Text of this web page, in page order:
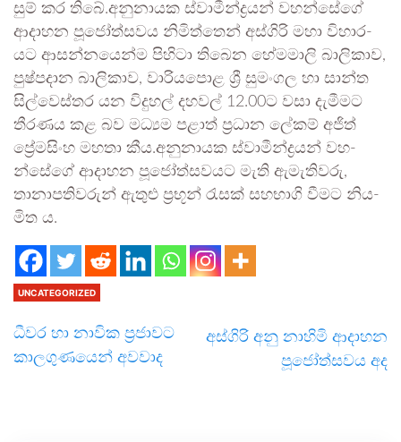
සුම් කර තිබේ.අනු­නා­යක ස්වාමී­න්ද්‍ර­යන් වහ­න්සේගේ
ආදා­හන පූජෝ­ත්ස­වය නිමි­ත්තෙන් අස්ගිරි මහා විහා­ර­
යට ආස­න්න­යෙන්ම පිහිටා තිබෙන හේම­මාලි බාලි­කාව,
පුෂ්ප­දාන බාලි­කාව, වාරි­ය­පොළ ශ්‍රී සුමං­ගල හා සාන්ත
සිල්වෙ­ස්තර යන විදු­හල් දහ­වල් 12.00ට වසා දැමී­මට
තීර­ණය කළ බව මධ්‍යම පළාත් ප්‍රධාන ලේකම් අජිත්
ප්‍රේම­සිංහ මහතා කීය.අනු­නා­යක ස්වාමී­න්ද්‍ර­යන් වහ­
න්සේගේ ආදා­හන පූජෝ­ත්ස­ව­යට මැති ඇමැ­ති­වරු,
තානා­ප­ති­ව­රුන් ඇතුළු ප්‍රභූන් රැසක් සහ­භාගි වීමට නිය­
මි­ත ය.
UNCATEGORIZED
ධීවර හා නාවික ප්‍රජාවට
කාලගුණයෙන් අවවාද
අස්ගිරි අනු නාහිමි ආදාහන
පූජෝත්සවය අද